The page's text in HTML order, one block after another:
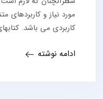
مورد نیاز و کاربردهای
کاربردی می باشد.
ادامه نوشته